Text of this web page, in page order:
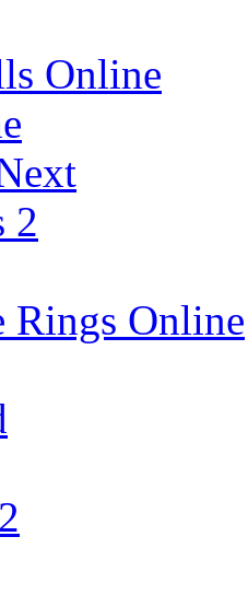
Online
2
Rings Online